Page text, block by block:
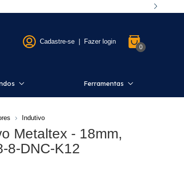
Cadastre-se Fazer login
0
Ferramentas
Indutivo
Metaltex - 18mm,
8-DNC-K12